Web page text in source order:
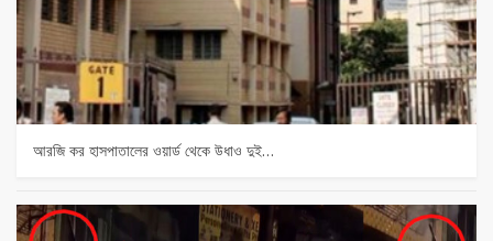
আরজি কর হাসপাতালের ওয়ার্ড থেকে উধাও দুই…